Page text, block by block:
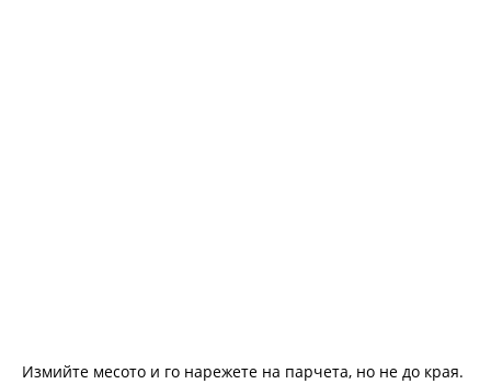
Измийте месото и го нарежете на парчета, но не до края.